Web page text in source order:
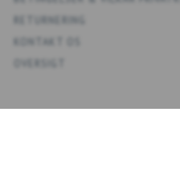
KONTAKT OS